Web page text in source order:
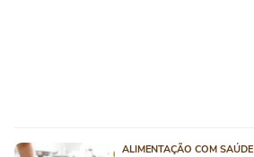
ALIMENTAÇÃO COM SAÚDE